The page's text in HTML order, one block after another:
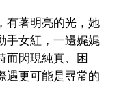
有著明亮的光，她
手女紅，一邊娓娓
而閃現純真、困
遇更可能是尋常的